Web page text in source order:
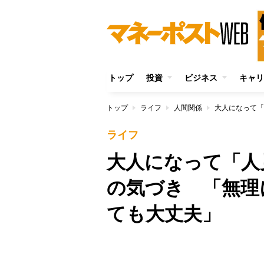
トップ 投資 ビジネス キャ
トップ ライフ 人間関係
ライフ
大人になって「
の気づき 「無理
ても大丈夫」